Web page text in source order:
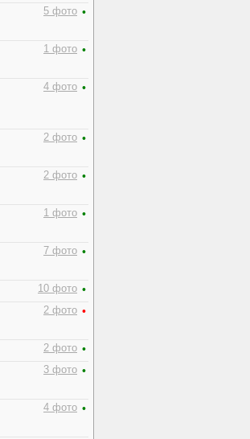
5 фото •
1 фото •
4 фото •
2 фото •
2 фото •
1 фото •
7 фото •
10 фото •
2 фото •
2 фото •
3 фото •
4 фото •